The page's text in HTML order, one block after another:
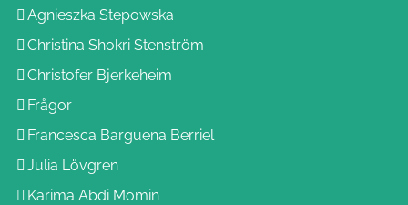
Agnieszka Stepowska
Christina Shokri Stenström
Christofer Bjerkeheim
Frågor
Francesca Barguena Berriel
Julia Lövgren
Karima Abdi Momin